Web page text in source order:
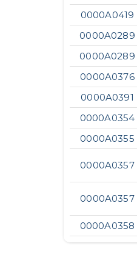
0000A0419
0000A0289
0000A0289
0000A0376
0000A0391
0000A0354
0000A0355
0000A0357
0000A0357
0000A0358